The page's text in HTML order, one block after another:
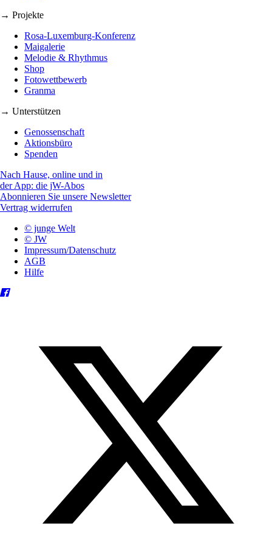
→ Projekte
Rosa-Luxemburg-Konferenz
Maigalerie
Melodie & Rhythmus
Shop
Fotowettbewerb
Granma
→ Unterstützen
Genossenschaft
Aktionsbüro
Spenden
Nach Hause, online und in
der App: die jW-Abos
Abonnieren Sie unsere Newsletter
Vertrag widerrufen
© junge Welt
© JW
Impressum/Datenschutz
AGB
Hilfe